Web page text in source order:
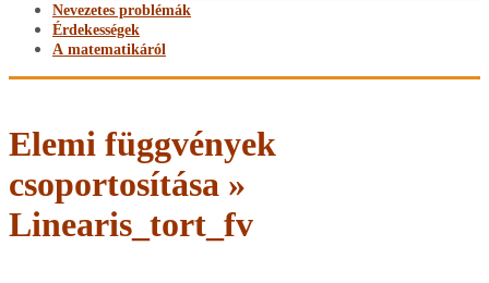
Nevezetes problémák
Érdekességek
A matematikáról
Elemi függvények
csoportosítása »
Linearis_tort_fv